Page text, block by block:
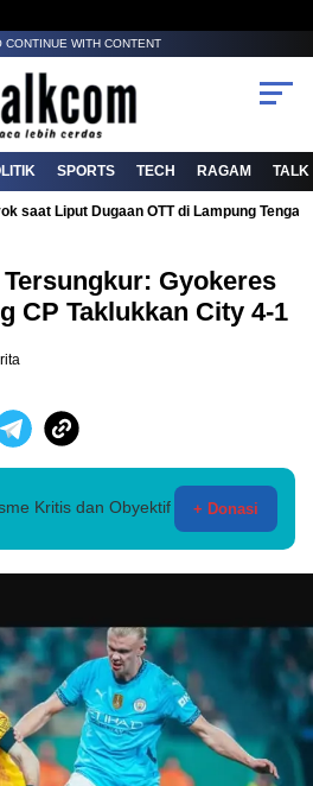
CONTINUE WITH CONTENT
SPORTS TECH RAGAM TALK
saat Liput Dugaan OTT di Lampung
Gyokeres
CP Taklukkan City 4-1
Kritis dan Obyektif + Donasi